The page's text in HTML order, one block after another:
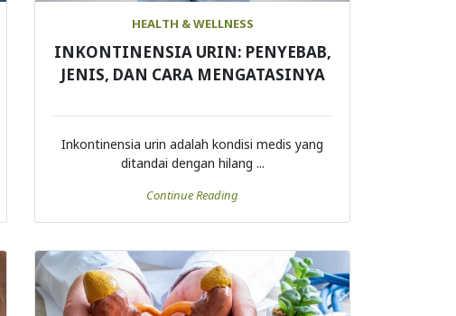
Continue Reading
HEALTH & WELLNESS